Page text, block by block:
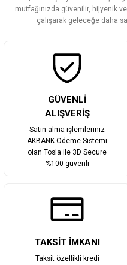
Bu ürüne benzer farklı
mutfağınızda güvenilir, hijyenik
çalışarak geleceğe daha
GÜVENLİ
ALIŞVERİŞ
Satın alma işlemleriniz
AKBANK Ödeme Sistemi
olan Tosla ile 3D Secure
%100 güvenli
TAKSİT İMKANI
Taksit özellikli kredi